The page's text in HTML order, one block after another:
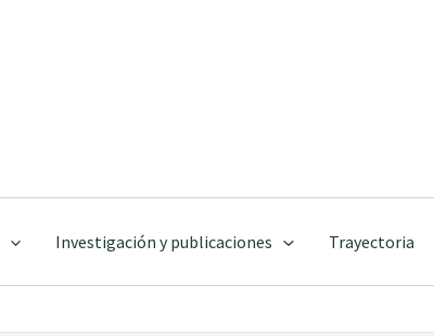
Investigación y publicaciones Trayectoria